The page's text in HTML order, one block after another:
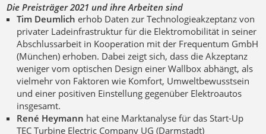
Die Preisträger 2021 und ihre Arbeiten sind
Tim Deumlich erhob Daten zur Technologieakzeptanz von
privater Ladeinfrastruktur für die Elektromobilität in seiner
Abschlussarbeit in Kooperation mit der Frequentum GmbH
(München) erhoben. Dabei zeigt sich, dass die Akzeptanz
weniger vom optischen Design einer Wallbox abhängt, als
vielmehr von Faktoren wie Komfort, Umweltbewusstsein
und einer positiven Einstellung gegenüber Elektroautos
insgesamt.
René Heymann hat eine Marktanalyse für das Start-Up
TEC Turbine Electric Company UG (Darmstadt)